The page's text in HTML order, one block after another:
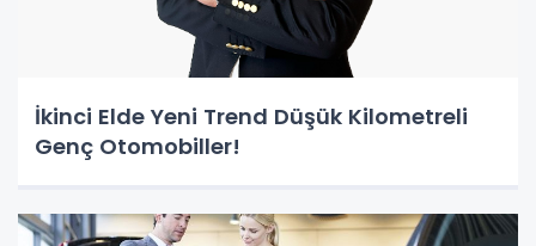
İkinci Elde Yeni Trend Düşük Kilometreli
Genç Otomobiller!